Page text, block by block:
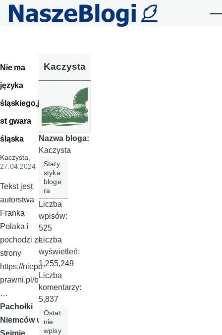
Przejdź do treści
Nie ma
języka
śląskiego,je
st gwara
śląska
Kaczysta,
27.04.2024
Tekst jest
autorstwa
Franka
Polaka i
pochodzi ze
strony
https://niepo
prawni.pl/b
…
Pachołki
Niemców w
Kaczysta
Nazwa bloga:
Kaczysta
Staty
styka
bloge
ra
Liczba
wpisów:
525
Liczba
wyświetleń:
1,255,249
Liczba
komentarzy:
5,837
Ostat
nie
wpisy